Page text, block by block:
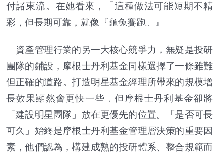
付諸東流。在她看來，「這種做法可能短期不精
彩，但長期可靠，就像『龜兔賽跑。』」
資產管理行業的另一大核心競爭力，無疑是投研
團隊的鋪設，摩根士丹利基金同樣選擇了一條雖難
但正確的道路。打造明星基金經理所帶來的規模增
長效果顯然會更快一些，但摩根士丹利基金卻將
「建設明星團隊」放在更優先的位置。「是否可長
可久」始終是摩根士丹利基金管理層決策的重要因
素，他們認為，構建成熟的投研體系、整合規範而